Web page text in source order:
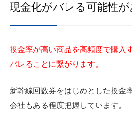
現金化がバレる可能性が
換金率が高い商品を高頻度で購入
バレることに繋がります。
新幹線回数券をはじめとした換金
会社もある程度把握しています。